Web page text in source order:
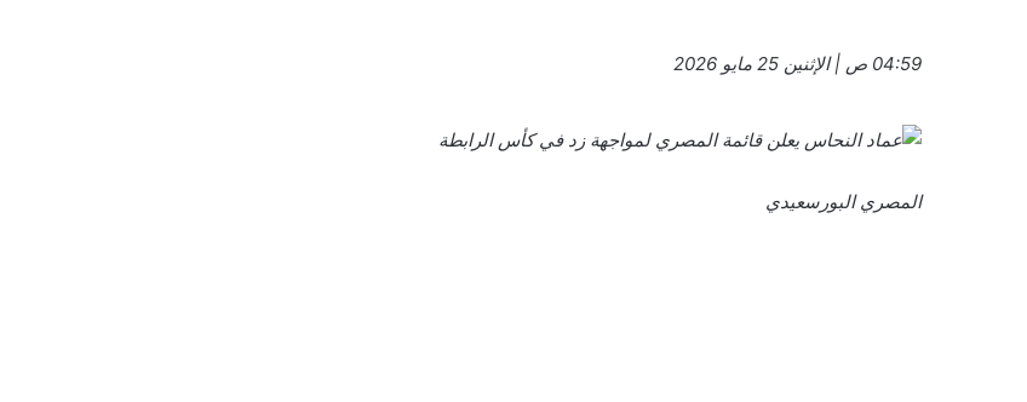
04:59 ص | الإثنين 25 مايو 2026
المصري البورسعيدي